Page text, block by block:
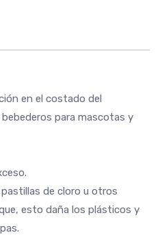
en el costado del
para mascotas y
pastillas de cloro u otros
esto daña los plásticos y